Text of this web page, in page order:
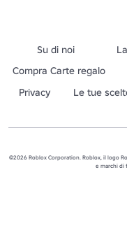
Su di noi
Compra Carte regalo
Privacy
Le tue
©2026 Roblox Corporation. Roblox, il logo
e marchi di